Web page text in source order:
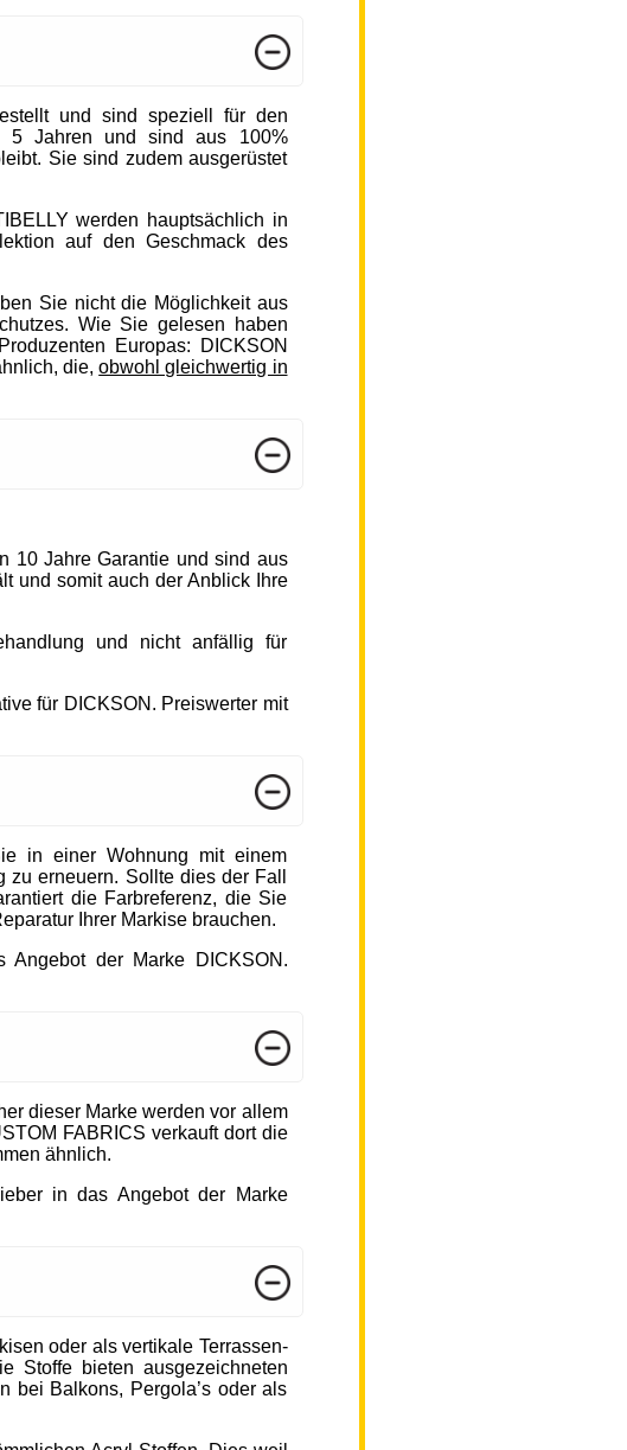
und sind speziell für den
5 Jahren und sind aus 100%
Sie sind zudem ausgerüstet
werden hauptsächlich in
auf den Geschmack des
Sie nicht die Möglichkeit aus
Wie Sie gelesen haben
Europas: DICKSON
die,obwohl gleichwertig in
10 Jahre Garantie und sind aus
und somit auch der Anblick Ihre
und nicht anfällig für
für DICKSON. Preiswerter mit
in einer Wohnung mit einem
erneuern. Sollte dies der Fall
die Farbreferenz, die Sie
Ihrer Markise brauchen.
der Marke DICKSON.
dieser Marke werden vor allem
FABRICS verkauft dort die
ähnlich.
in das Angebot der Marke
oder als vertikale Terrassen-
Stoffe bieten ausgezeichneten
bei Balkons, Pergola’s oder als